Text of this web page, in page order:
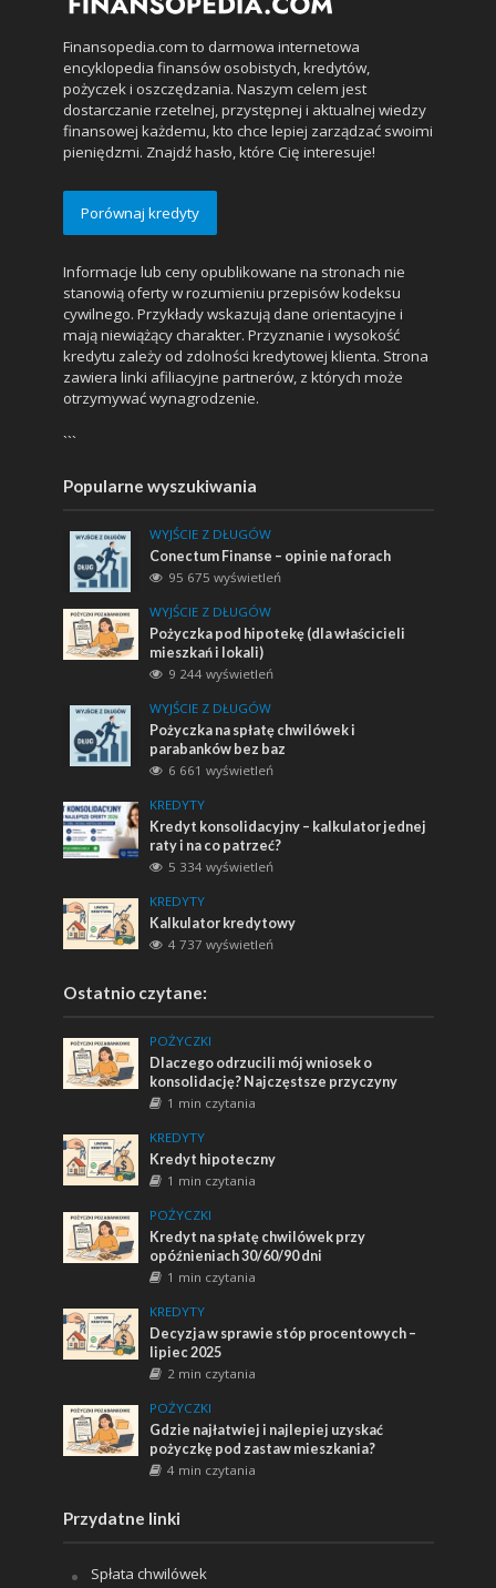
Finansopedia.com to darmowa internetowa
encyklopedia finansów osobistych, kredytów,
pożyczek i oszczędzania. Naszym celem jest
dostarczanie rzetelnej, przystępnej i aktualnej wiedzy
finansowej każdemu, kto chce lepiej zarządzać swoimi
pieniędzmi. Znajdź hasło, które Cię interesuje!
Porównaj kredyty
Informacje lub ceny opublikowane na stronach nie
stanowią oferty w rozumieniu przepisów kodeksu
cywilnego. Przykłady wskazują dane orientacyjne i
mają niewiążący charakter. Przyznanie i wysokość
kredytu zależy od zdolności kredytowej klienta. Strona
zawiera linki afiliacyjne partnerów, z których może
otrzymywać wynagrodzenie.
```
Popularne wyszukiwania
WYJŚCIE Z DŁUGÓW
Conectum Finanse – opinie na forach
95 675 wyświetleń
WYJŚCIE Z DŁUGÓW
Pożyczka pod hipotekę (dla właścicieli
mieszkań i lokali)
9 244 wyświetleń
WYJŚCIE Z DŁUGÓW
Pożyczka na spłatę chwilówek i
parabanków bez baz
6 661 wyświetleń
KREDYTY
Kredyt konsolidacyjny – kalkulator jednej
raty i na co patrzeć?
5 334 wyświetleń
KREDYTY
Kalkulator kredytowy
4 737 wyświetleń
Ostatnio czytane:
POŻYCZKI
Dlaczego odrzucili mój wniosek o
konsolidację? Najczęstsze przyczyny
1 min czytania
KREDYTY
Kredyt hipoteczny
1 min czytania
POŻYCZKI
Kredyt na spłatę chwilówek przy
opóźnieniach 30/60/90 dni
1 min czytania
KREDYTY
Decyzja w sprawie stóp procentowych –
lipiec 2025
2 min czytania
POŻYCZKI
Gdzie najłatwiej i najlepiej uzyskać
pożyczkę pod zastaw mieszkania?
4 min czytania
Przydatne linki
Spłata chwilówek